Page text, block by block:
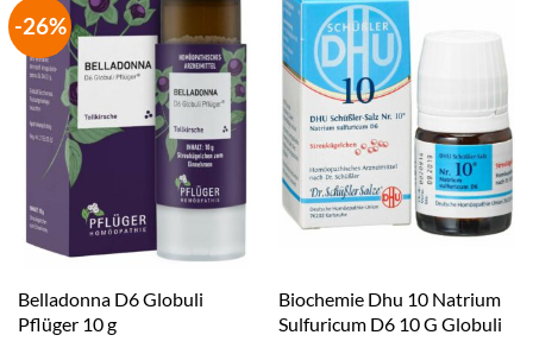
-26%
Belladonna D6 Globuli
Pflüger 10 g
Biochemie Dhu 10 Natrium
Sulfuricum D6 10 G Globuli